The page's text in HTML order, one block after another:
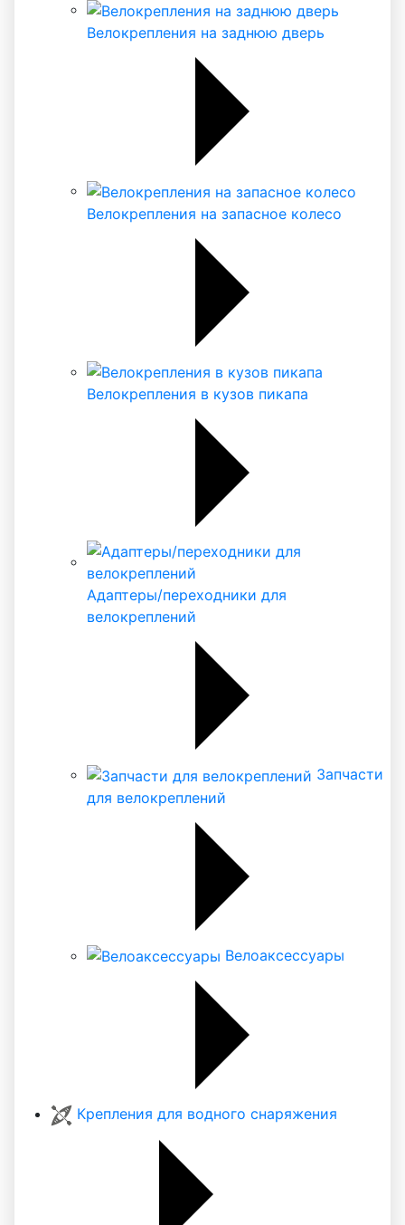
Велокрепления на заднюю дверь
Велокрепления на запасное колесо
Велокрепления в кузов пикапа
Адаптеры/переходники для
велокреплений
Запчасти
для велокреплений
Велоаксессуары
Крепления для водного снаряжения